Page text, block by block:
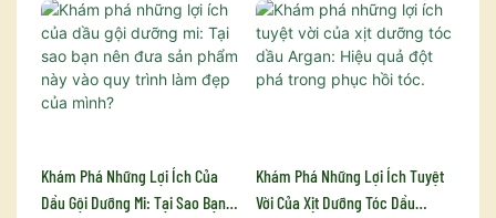
Khám Phá Những Lợi Ích Của
Dầu Gội Dưỡng Mi: Tại Sao Bạn
Khám Phá Những Lợi Ích Tuyệt
Vời Của Xịt Dưỡng Tóc Dầu